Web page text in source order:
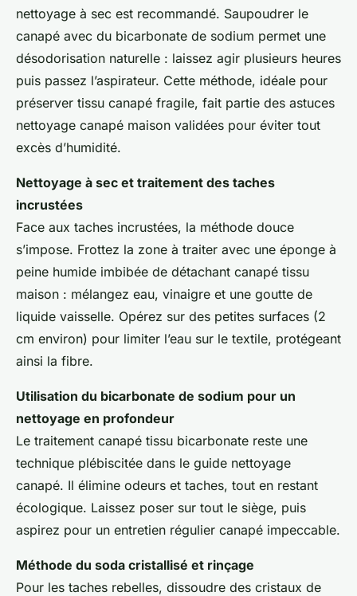
nettoyage à sec est recommandé. Saupoudrer le
canapé avec du bicarbonate de sodium permet une
désodorisation naturelle : laissez agir plusieurs heures
puis passez l’aspirateur. Cette méthode, idéale pour
préserver tissu canapé fragile, fait partie des astuces
nettoyage canapé maison validées pour éviter tout
excès d’humidité.
Nettoyage à sec et traitement des taches
incrustées
Face aux taches incrustées, la méthode douce
s’impose. Frottez la zone à traiter avec une éponge à
peine humide imbibée de détachant canapé tissu
maison : mélangez eau, vinaigre et une goutte de
liquide vaisselle. Opérez sur des petites surfaces (2
cm environ) pour limiter l’eau sur le textile, protégeant
ainsi la fibre.
Utilisation du bicarbonate de sodium pour un
nettoyage en profondeur
Le traitement canapé tissu bicarbonate reste une
technique plébiscitée dans le guide nettoyage
canapé. Il élimine odeurs et taches, tout en restant
écologique. Laissez poser sur tout le siège, puis
aspirez pour un entretien régulier canapé impeccable.
Méthode du soda cristallisé et rinçage
Pour les taches rebelles, dissoudre des cristaux de